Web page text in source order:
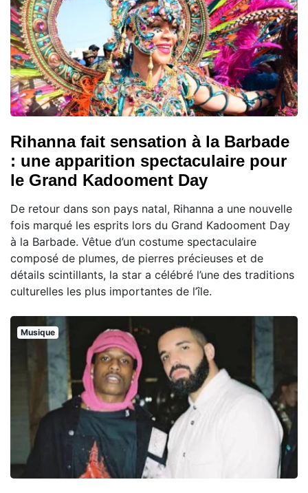
Rihanna fait sensation à la Barbade
: une apparition spectaculaire pour
le Grand Kadooment Day
De retour dans son pays natal, Rihanna a une nouvelle
fois marqué les esprits lors du Grand Kadooment Day
à la Barbade. Vêtue d’un costume spectaculaire
composé de plumes, de pierres précieuses et de
détails scintillants, la star a célébré l’une des traditions
culturelles les plus importantes de l’île.
Musique